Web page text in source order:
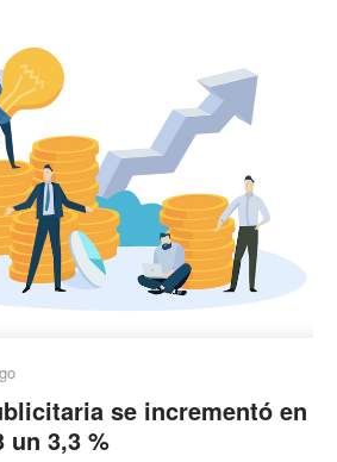
se incrementó en
un 3,3 %